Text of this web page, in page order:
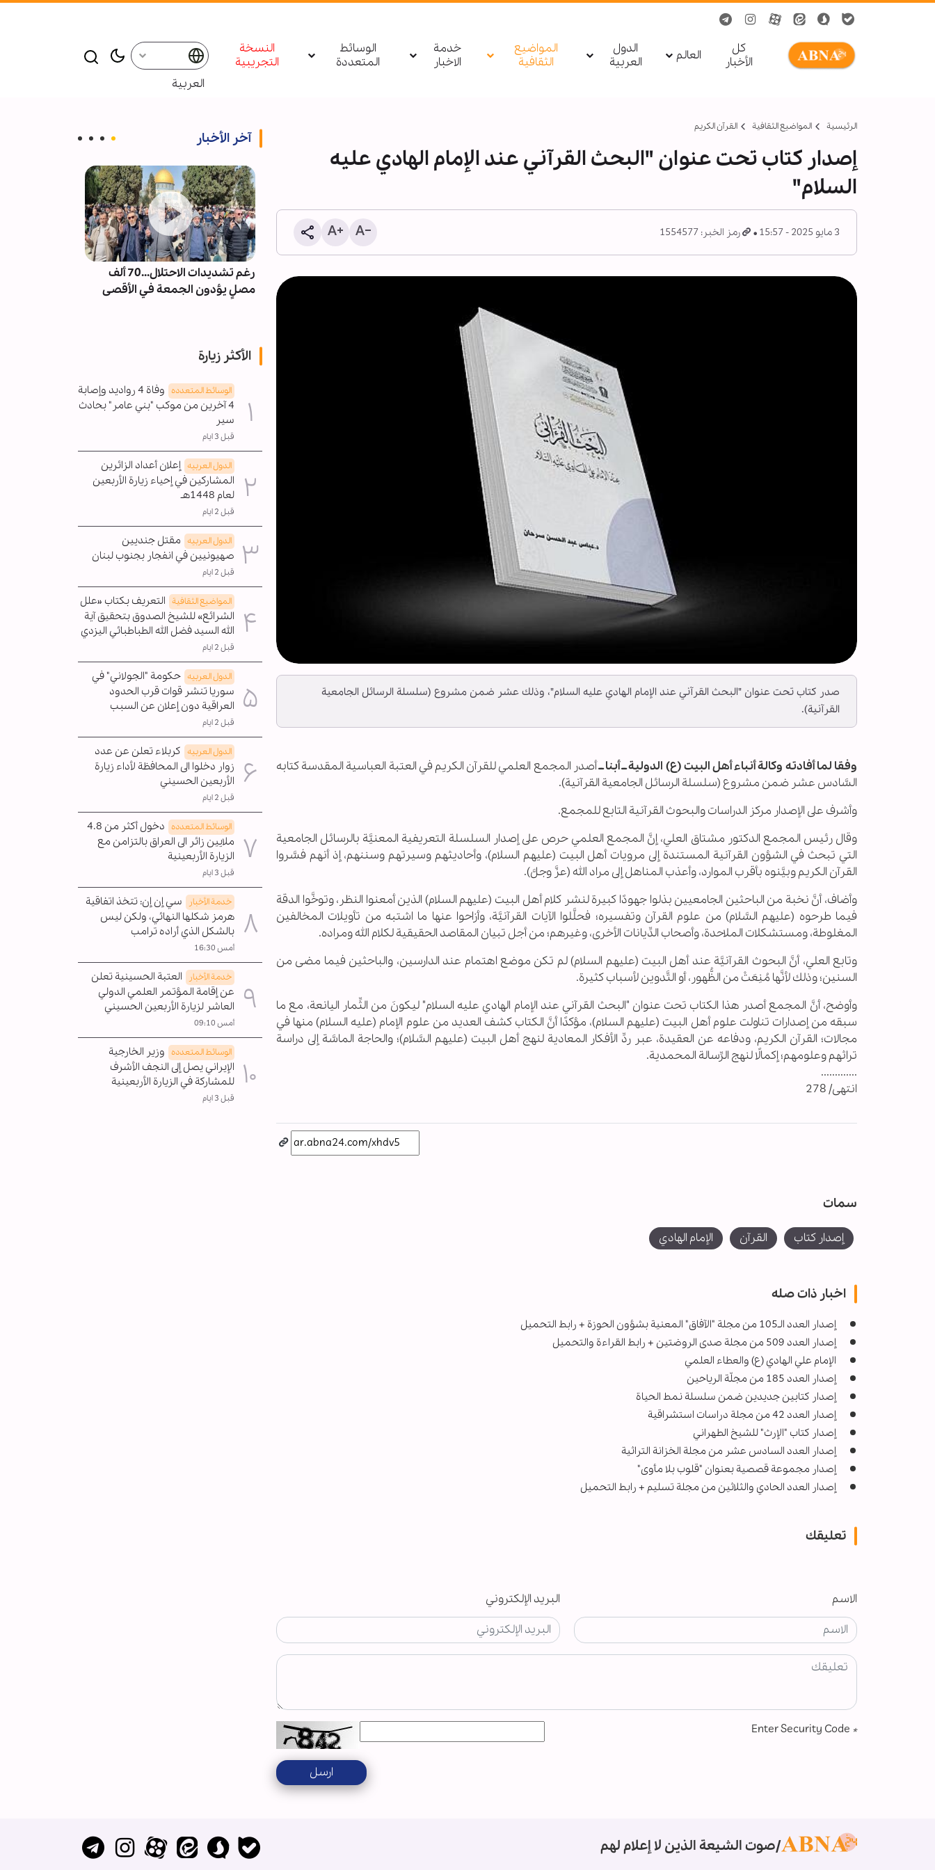
کل
الأخبار
العالم
الدول
العربیة
المواضيع
الثقافية
خدمة
الاخبار
الوسائط
المتعددة
النسخة
التجريبية
العربية
الرئيسية المواضیع الثقافية القرآن الکریم
إصدار كتاب تحت عنوان "البحث القرآني عند الإمام الهادي عليه
السلام"
3 مايو 2025 - 15:57 رمز الخبر: 1554577
صدر كتاب تحت عنوان "البحث القرآني عند الإمام الهادي عليه السلام"، وذلك عشر ضمن مشروع (سلسلة الرسائل الجامعية
القرآنية).
وفقا لما أفادته وكالة أنباء أهل البيت (ع) الدولية ــ أبنا ــأصدر المجمع العلمي للقرآن الكريم في العتبة العباسية المقدسة كتابه
السَّادس عشر ضمن مشروع (سلسلة الرسائل الجامعية القرآنية).
وأشرف على الإصدار مركز الدراسات والبحوث القرآنية التابع للمجمع.
وقال رئيس المجمع الدكتور مشتاق العلي، إنَّ المجمع العلمي حرص على إصدار السلسلة التعريفية المعنيَّة بالرسائل الجامعية
التي تبحث في الشؤون القرآنية المستندة إلى مرويات أهل البيت (عليهم السلام)، وأحاديثهم وسيرتهم وسننهم، إذ أنهم فسَّروا
القرآن الكريم وبيَّنوه بأقرب الموارد، وأعذب المناهل إلى مراد الله (عزَّ وجلَّ).
وأضاف، أنَّ نخبة من الباحثين الجامعيين بذلوا جهودًا كبيرة لنشر كلام أهل البيت (عليهم السلام) الذين أمعنوا النظر، وتوخَّوا الدقة
فيما طرحوه (عليهم السَّلام) من علوم القرآن وتفسيره؛ فحلَّلوا الآيات القرآنيَّة، وأزاحوا عنها ما اشتبه من تأويلات المخالفين
المغلوطة، ومستشكلات الملاحدة، وأصحاب الدِّيانات الأخرى، وغيرهم؛ من أجل تبيان المقاصد الحقيقية لكلام الله ومراده.
وتابع العلي، أنَّ البحوث القرآنيَّة عند أهل البيت (عليهم السلام) لم تكن موضع اهتمام عند الدارسين، والباحثين فيما مضى من
السنين؛ وذلك لأنَّها مُنِعَتْ من الظُّهور، أو التَّدوين لأسباب كثيرة.
وأوضح، أنَّ المجمع أصدر هذا الكتاب تحت عنوان "البحث القرآني عند الإمام الهادي عليه السلام" ليكونَ من الثِّمار اليانعة، مع ما
سبقه من إصدارات تناولت علوم أهل البيت (عليهم السلام)، مؤكدًا أنَّ الكتاب كشف العديد من علوم الإمام (عليه السلام) منها في
مجالات؛ القرآن الكريم، ودفاعه عن العقيدة، عبر ردِّ الأفكار المعادية لنهج أهل البيت (عليهم السَّلام)؛ والحاجة الماسَّة إلى دراسة
تراثهم وعلومهم؛ إكمالًا لنهج الرِّسالة المحمدية.
.............
انتهى/ 278
سمات
إصدار كتاب القرآن الإمام الهادي
اخبار ذات صله
إصدار العدد الـ105 من مجلة "الآفاق" المعنية بشؤون الحوزة + رابط التحميل
إصدار العدد 509 من مجلة صدى الروضتين + رابط القراءة والتحميل
الإمام علي الهادي (ع) والعطاء العلمي
إصدار العدد 185 من مجلّة الرياحين
إصدار كتابين جديدين ضمن سلسلة نمط الحياة
إصدار العدد 42 من مجلة دراسات استشراقية
إصدار كتاب "الإرث" للشيخ الطهراني
إصدار العدد السادس عشر من مجلة الخزانة التراثية
إصدار مجموعة قصصية بعنوان "قلوب بلا مأوى"
إصدار العدد الحادي والثلاثين من مجلة تسليم + رابط التحميل
تعليقك
الاسم البريد الإلكتروني
*
ارسل
آخر الأخبار
مصدر يمني: أي تحرك لقوات من
السعودية باتجاه اليمن أو العكس
رغم تشديدات الاحتلال...70 ألف
مصلٍ يؤدون الجمعة في الأقصى
الأكثر زيارة
الوسائط المتعدده
وفاة 4 رواديد وإصابة
4 آخرين من موكب "بني عامر" بحادث
سير
قبل 3 ايام
الدول العربیه إعلان أعداد الزائرين
المشاركين في إحياء زيارة الأربعين
لعام 1448هـ
قبل 2 ايام
الدول العربیه مقتل جنديين
صهيونيين في انفجار بجنوب لبنان
قبل 2 ايام
المواضیع الثقافية التعريف بكتاب «علل
الشرائع» للشيخ الصدوق بتحقيق آية
الله السيد فضل الله الطباطبائي اليزدي
قبل 2 ايام
الدول العربیه حكومة "الجولاني" في
سوريا تنشر قوات قرب الحدود
العراقية دون إعلان عن السبب
قبل 2 ايام
الدول العربیه كربلاء تعلن عن عدد
زوار دخلوا الى المحافظة لأداء زيارة
الأربعين الحسيني
قبل 2 ايام
الوسائط المتعدده
دخول أكثر من 4.8
ملايين زائر الى العراق بالتزامن مع
الزيارة الأربعينية
قبل 3 ايام
خدمة الأخبار
سي إن إن: تتخذ اتفاقية
هرمز شكلها النهائي، ولكن ليس
بالشكل الذي أراده ترامب
أمس 16:30
خدمة الأخبار
العتبة الحسينية تعلن
عن إقامة المؤتمر العلمي الدولي
العاشر لزيارة الأربعين الحسيني
أمس 09:10
الوسائط المتعدده وزير الخارجية
الإيراني يصل إلى النجف الأشرف
للمشاركة في الزيارة الأربعينية
قبل 3 ايام
صوت الشيعة الذين لا إعلام لهم